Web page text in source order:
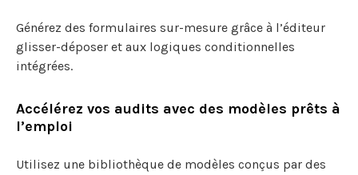
Générez des formulaires sur-mesure grâce à l’éditeur
glisser-déposer et aux logiques conditionnelles
intégrées.
Accélérez vos audits avec des modèles prêts à
l’emploi
Utilisez une bibliothèque de modèles conçus par des